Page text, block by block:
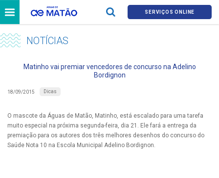
SERVIÇOS ONLINE
NOTÍCIAS
Matinho vai premiar vencedores de concurso na Adelino
Bordignon
18/09/2015 Dicas
O mascote da Águas de Matão, Matinho, está escalado para uma tarefa
muito especial na próxima segunda-feira, dia 21. Ele fará a entrega da
premiação para os autores dos três melhores desenhos do concurso do
Saúde Nota 10 na Escola Municipal Adelino Bordignon.